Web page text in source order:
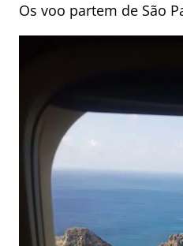
Os voo partem de São